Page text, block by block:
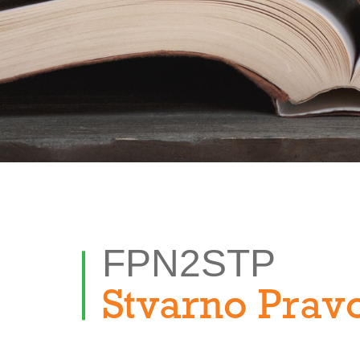
FPN2STP
Stvarno